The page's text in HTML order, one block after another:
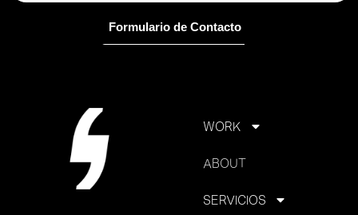
Formulario de Contacto
WORK
ABOUT
SERVICIOS